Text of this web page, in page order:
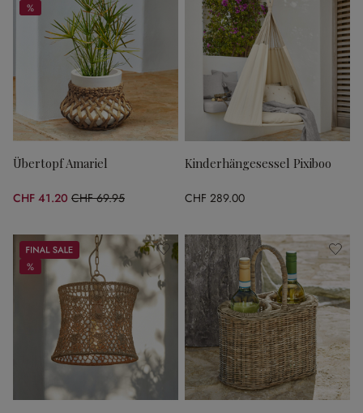
%
%
Übertopf Amariel
CHF 41.20 CHF 69.95
(41.1% gespart)
Kinderhängesessel Pixiboo
CHF 289.00
Sale
%
%